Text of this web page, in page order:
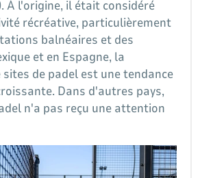
À l'origine, il était considéré
récréative, particulièrement
balnéaires et des
et en Espagne, la
de padel est une tendance
Dans d'autres pays,
n'a pas reçu une attention